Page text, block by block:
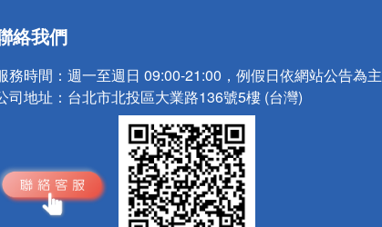
絡我們
務時間： 週一至週日 09:00-21:00，例假日依網站公告為主
司地址： 台北市北投區大業路136號5樓 (台灣)